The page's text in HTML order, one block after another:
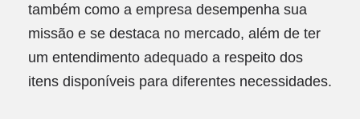
também como a empresa desempenha sua
missão e se destaca no mercado, além de ter
um entendimento adequado a respeito dos
itens disponíveis para diferentes necessidades.